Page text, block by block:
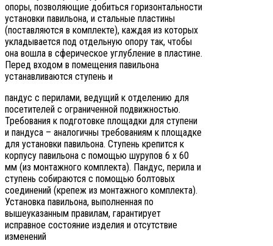
опоры, позволяющие добиться горизонтальности
установки павильона, и стальные пластины
(поставляются в комплекте), каждая из которых
укладывается под отдельную опору так, чтобы
она вошла в сферическое углубление в пластине.
Перед входом в помещения павильона
устанавливаются ступень и
пандус с перилами, ведущий к отделению для
посетителей с ограниченной подвижностью.
Требования к подготовке площадки для ступени
и пандуса – аналогичны требованиям к площадке
для установки павильона. Ступень крепится к
корпусу павильона с помощью шурупов 6 х 60
мм (из монтажного комплекта). Пандус, перила и
ступень собираются с помощью болтовых
соединений (крепеж из монтажного комплекта).
Установка павильона, выполненная по
вышеуказанным правилам, гарантирует
исправное состояние изделия и отсутствие
изменений